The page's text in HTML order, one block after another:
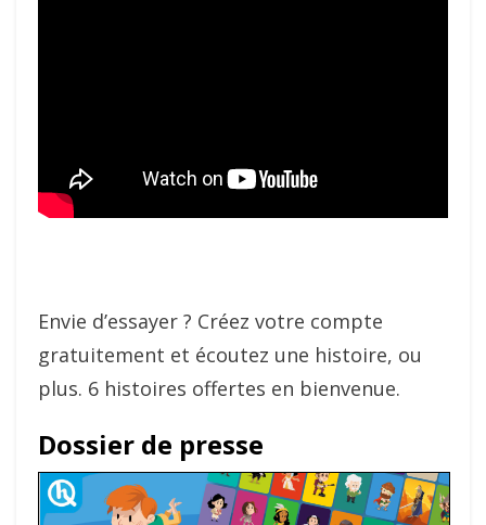
Envie d’essayer ? Créez votre compte
gratuitement et écoutez une histoire, ou
plus. 6 histoires offertes en bienvenue.
Dossier de presse